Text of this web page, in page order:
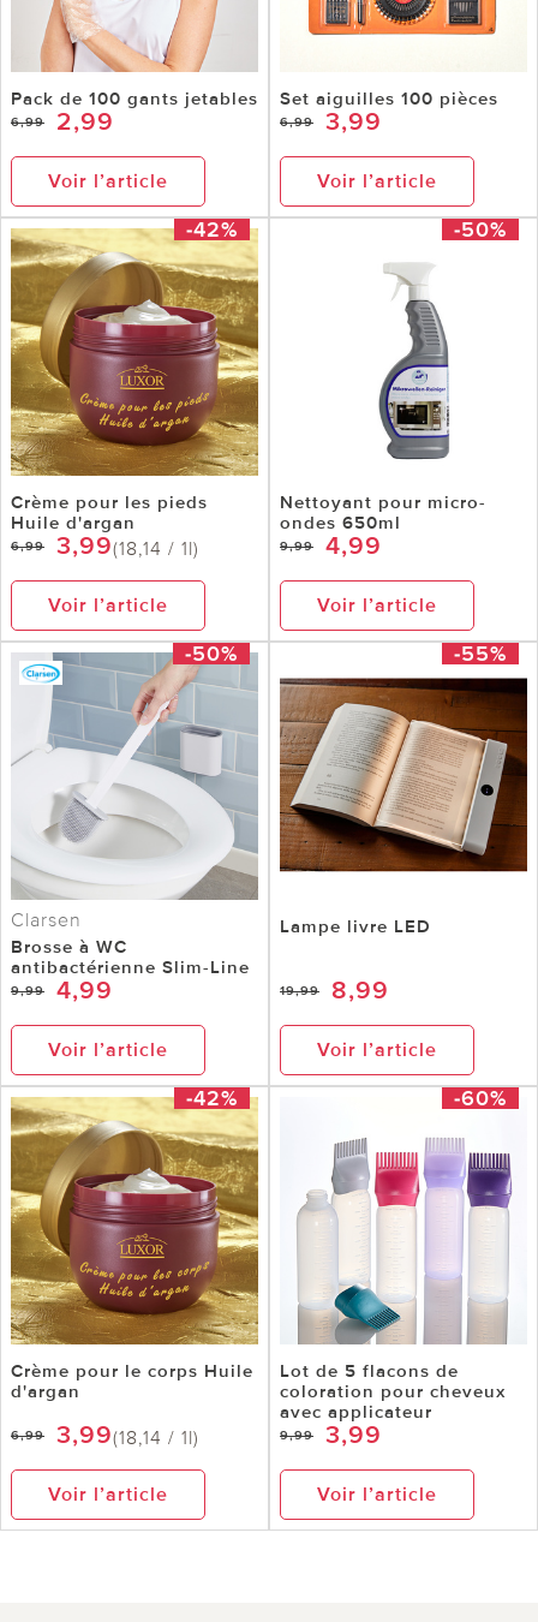
Pack de 100 gants jetables
6,99 2,99
Voir l’article
Set aiguilles 100 pièces
6,99 3,99
Voir l’article
-42%
Crème pour les pieds
Huile d'argan
6,99 3,99(18,14 / 1l)
Voir l’article
-50%
Nettoyant pour micro-
ondes 650ml
9,99 4,99
Voir l’article
-50%
Clarsen
Brosse à WC
antibactérienne Slim-Line
9,99 4,99
Voir l’article
-55%
Lampe livre LED
19,99 8,99
Voir l’article
-42%
Crème pour le corps Huile
d'argan
6,99 3,99(18,14 / 1l)
Voir l’article
-60%
Lot de 5 flacons de
coloration pour cheveux
avec applicateur
9,99 3,99
Voir l’article